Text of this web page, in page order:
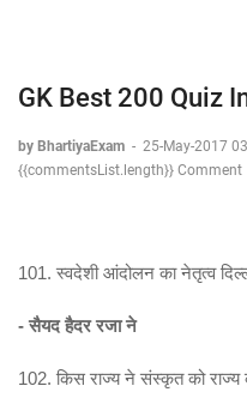
GK Best 200 Quiz
by BhartiyaExam - 25-May-2017
{{commentsList.length}} Comment
101. स्वदेशी आंदोलन का नेतृत्व
- सैयद हैदर रजा ने
102. किस राज्य ने संस्कृत को राज्य की